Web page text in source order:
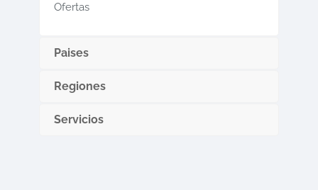
Ofertas
Paises
Regiones
Servicios